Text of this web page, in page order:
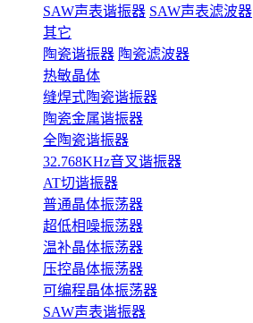
SAW声表谐振器 SAW声表滤波器
其它
陶瓷谐振器 陶瓷滤波器
热敏晶体
缝焊式陶瓷谐振器
陶瓷金属谐振器
全陶瓷谐振器
32.768KHz音叉谐振器
AT切谐振器
普通晶体振荡器
超低相噪振荡器
温补晶体振荡器
压控晶体振荡器
可编程晶体振荡器
SAW声表谐振器